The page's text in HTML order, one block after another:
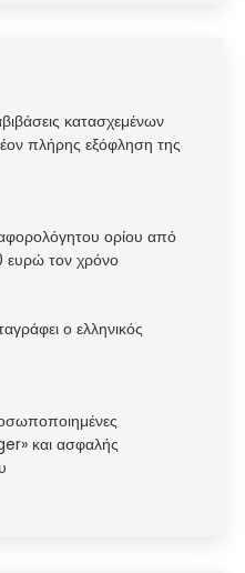
κατασχεμένων
πλήρης εξόφληση της
ορίου από
τον χρόνο
ο ελληνικός
και ασφαλής